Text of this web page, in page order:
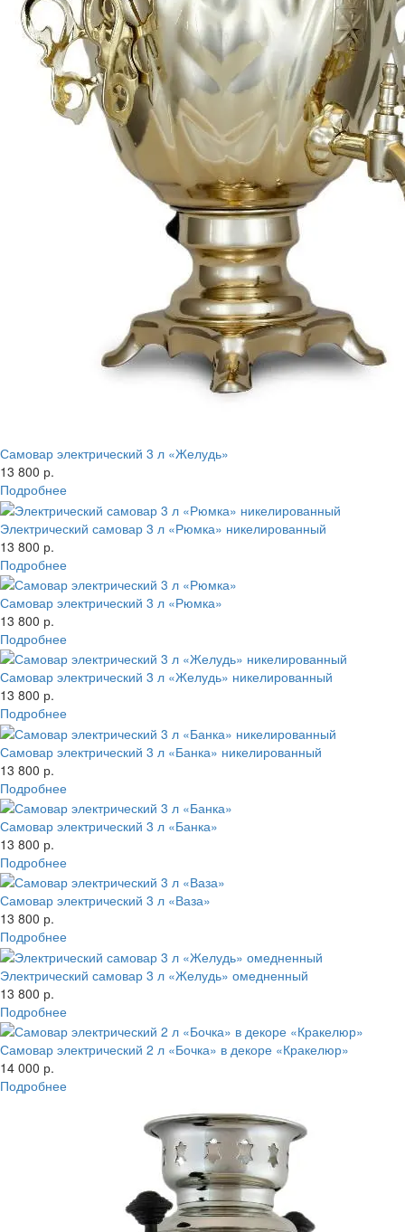
Самовар электрический 3 л «Желудь»
13 800 р.
Подробнее
Электрический самовар 3 л «Рюмка» никелированный
13 800 р.
Подробнее
Самовар электрический 3 л «Рюмка»
13 800 р.
Подробнее
Самовар электрический 3 л «Желудь» никелированный
13 800 р.
Подробнее
Самовар электрический 3 л «Банка» никелированный
13 800 р.
Подробнее
Самовар электрический 3 л «Банка»
13 800 р.
Подробнее
Самовар электрический 3 л «Ваза»
13 800 р.
Подробнее
Электрический самовар 3 л «Желудь» омедненный
13 800 р.
Подробнее
Самовар электрический 2 л «Бочка» в декоре «Кракелюр»
14 000 р.
Подробнее